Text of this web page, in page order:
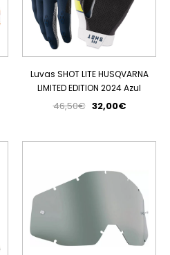
Luvas SHOT LITE HUSQVARNA
LIMITED EDITION 2024 Azul
46,50€ 32,00€